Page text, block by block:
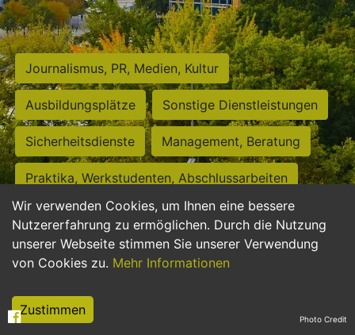
Wir verwenden Cookies, um Ihnen eine bessere
Nutzererfahrung zu ermöglichen. Durch die Nutzung
unserer Webseite stimmen Sie unserer Verwendung
von Cookies zu. Mehr Informationen
Zustimmen
Journalismus, PR, Medien, Kultur
Ausbildungsplätze Sonstige Dienstleistungen
Sicherheitsdienste Management, Beratung
Praktika, Werkstudenten, Abschlussarbeiten
Personalwesen Assistenz, Sekretariat
Hilfskräfte, Aushilfs- und Nebenjobs
Weiterbildung, Studium, duale Ausbildung Photo Credit